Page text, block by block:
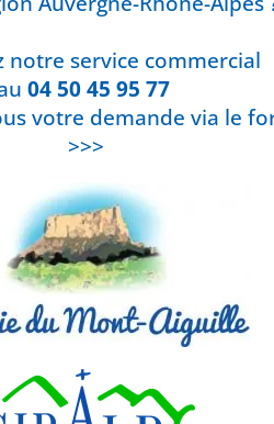
notre service commercial
04 50 45 95 77
votre demande via le
>>>